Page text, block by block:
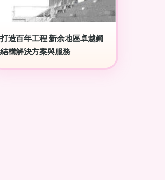
打造百年工程 新余地區卓越鋼
結構解決方案與服務